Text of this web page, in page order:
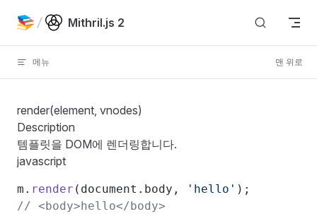
Skip to contentMithril.js 2
메뉴 맨 위로
render(element, vnodes)
Description
템플릿을 DOM에 렌더링합니다.
javascript
m. render (document.body, 'hello' );
// <body>hello</body>